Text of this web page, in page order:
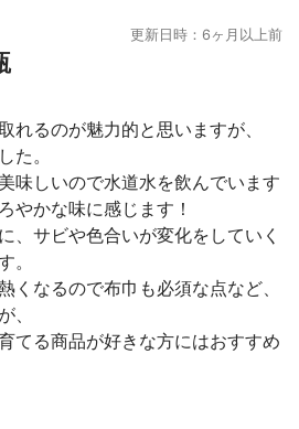
更新日時：6ヶ月以上前
れるのが魅力的と思いますが、
た。
味しいので水道水を飲んでいます
やかな味に感じます！
、サビや色合いが変化をしていく
。
くなるので布巾も必須な点など、
、
てる商品が好きな方にはおすすめ